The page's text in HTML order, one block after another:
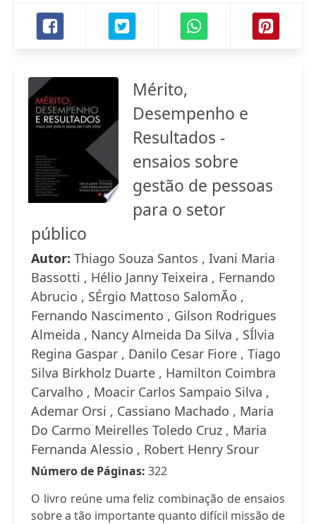
Mérito,
Desempenho e
Resultados -
ensaios sobre
gestão de pessoas
para o setor
público
Autor: Thiago Souza Santos , Ivani Maria
Bassotti , Hélio Janny Teixeira , Fernando
Abrucio , SÉrgio Mattoso SalomÃo ,
Fernando Nascimento , Gilson Rodrigues
Almeida , Nancy Almeida Da Silva , SÍlvia
Regina Gaspar , Danilo Cesar Fiore , Tiago
Silva Birkholz Duarte , Hamilton Coimbra
Carvalho , Moacir Carlos Sampaio Silva ,
Ademar Orsi , Cassiano Machado , Maria
Do Carmo Meirelles Toledo Cruz , Maria
Fernanda Alessio , Robert Henry Srour
Número de Páginas: 322
O livro reúne uma feliz combinação de ensaios
sobre a tão importante quanto difícil missão de